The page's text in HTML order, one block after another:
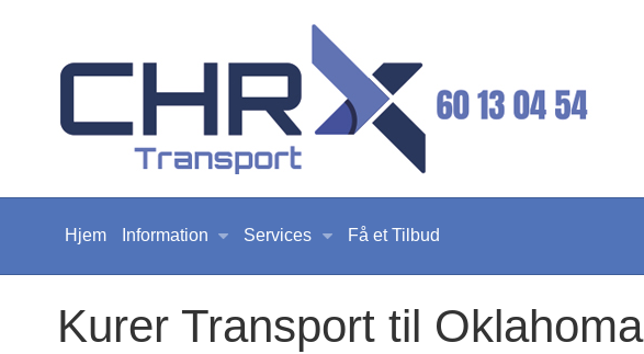
Hjem Information Services Få et Tilbud
Kurer Transport til Oklahoma